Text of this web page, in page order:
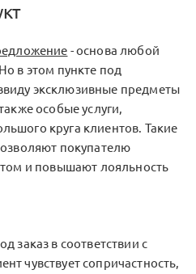
- основа любой
в этом пункте под
эксклюзивные предметы
особые услуги,
круга клиентов. Такие
покупателю
и повышают лояльность
заказ в соответствии с
чувствует сопричастность,